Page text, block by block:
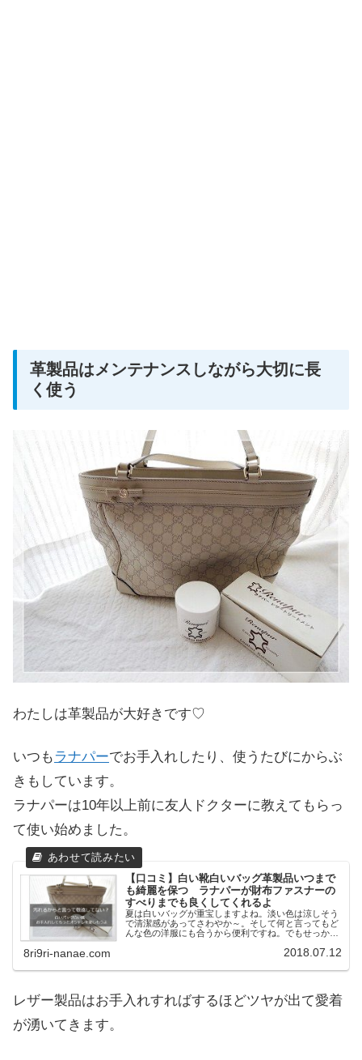
革製品はメンテナンスしながら大切に長
く使う
わたしは革製品が大好きです♡
いつもラナパーでお手入れしたり、使うたびにからぶ
きもしています。
ラナパーは10年以上前に友人ドクターに教えてもらっ
て使い始めました。
【口コミ】白い靴白いバッグ革製品いつまで
も綺麗を保つ ラナパーが財布ファスナーの
すべりまでも良くしてくれるよ
夏は白いバッグが重宝しますよね。淡い色は涼しそう
で清潔感があってさわやか～。そして何と言ってもど
んな色の洋服にも合うから便利ですね。でもせっかく
せんか？あなたの白いバッグ、汚れていませんか？
8ri9ri-nanae.com 2018.07.12
レザー製品はお手入れすればするほどツヤが出て愛着
が湧いてきます。